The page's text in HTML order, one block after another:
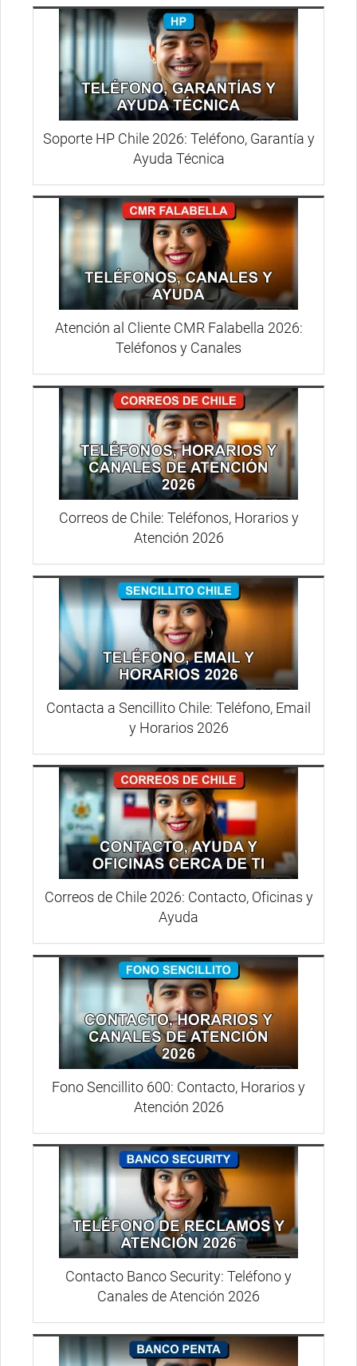
Soporte HP Chile 2026: Teléfono, Garantía y
Ayuda Técnica
Atención al Cliente CMR Falabella 2026:
Teléfonos y Canales
Correos de Chile: Teléfonos, Horarios y
Atención 2026
Contacta a Sencillito Chile: Teléfono, Email
y Horarios 2026
Correos de Chile 2026: Contacto, Oficinas y
Ayuda
Fono Sencillito 600: Contacto, Horarios y
Atención 2026
Contacto Banco Security: Teléfono y
Canales de Atención 2026